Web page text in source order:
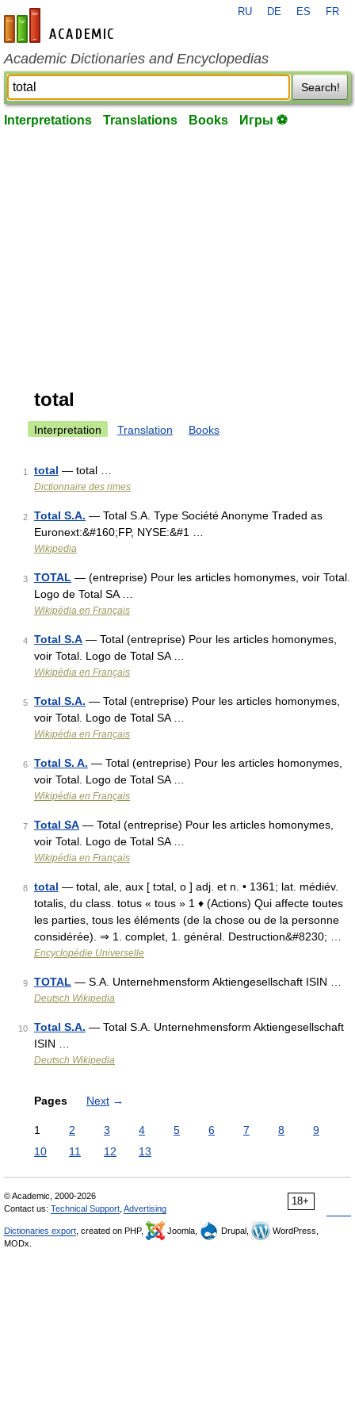
en-academic.com
RU DE ES FR
Academic Dictionaries and Encyclopedias
Search!
Interpretations Translations Books Игры ⚽
total
Interpretation Translation Books
1 total — total …
Dictionnaire des rimes
2 Total S.A. — Total S.A. Type Société Anonyme Traded as
Euronext:&#160;FP, NYSE:&#1 …
Wikipedia
3 TOTAL — (entreprise) Pour les articles homonymes, voir Total.
Logo de Total SA …
Wikipédia en Français
4 Total S.A — Total (entreprise) Pour les articles homonymes,
voir Total. Logo de Total SA …
Wikipédia en Français
5 Total S.A. — Total (entreprise) Pour les articles homonymes,
voir Total. Logo de Total SA …
Wikipédia en Français
6 Total S. A. — Total (entreprise) Pour les articles homonymes,
voir Total. Logo de Total SA …
Wikipédia en Français
7 Total SA — Total (entreprise) Pour les articles homonymes,
voir Total. Logo de Total SA …
Wikipédia en Français
8 total — total, ale, aux [ tɔtal, o ] adj. et n. • 1361; lat. médiév.
totalis, du class. totus « tous » 1 ♦ (Actions) Qui affecte toutes
les parties, tous les éléments (de la chose ou de la personne
considérée). ⇒ 1. complet, 1. général. Destruction&#8230; …
Encyclopédie Universelle
9 TOTAL — S.A. Unternehmensform Aktiengesellschaft ISIN …
Deutsch Wikipedia
10 Total S.A. — Total S.A. Unternehmensform Aktiengesellschaft
ISIN …
Deutsch Wikipedia
Pages Next →
1 2 3 4 5 6 7 8
9
10
11 12 13
18+
© Academic, 2000-2026
Contact us: Technical Support Advertising
Dictionaries export , created on PHP, Joomla, Drupal,
WordPress,
MODx.